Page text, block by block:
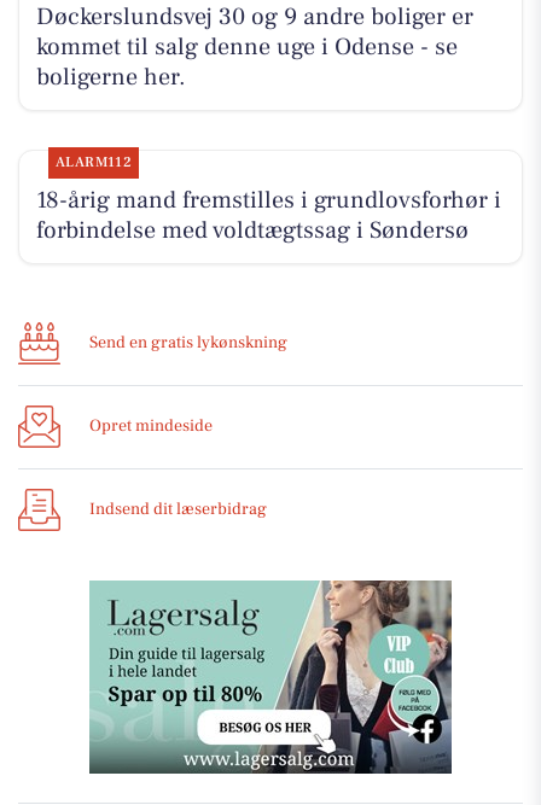
Døckerslundsvej 30 og 9 andre boliger er
kommet til salg denne uge i Odense - se
boligerne her.
ALARM112
18-årig mand fremstilles i grundlovsforhør i
forbindelse med voldtægtssag i Søndersø
Send en gratis lykønskning
Opret mindeside
Indsend dit læserbidrag